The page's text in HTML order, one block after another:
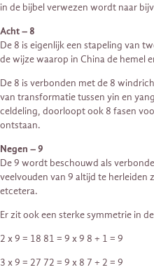
in de bijbel verwezen wordt naar
Acht – 8
De 8 is eigenlijk een stapeling van
de wijze waarop in China de hemel
De 8 is verbonden met de 8
van transformatie tussen yin en
celdeling, doorloopt ook 8 fasen
ontstaan.
Negen – 9
De 9 wordt beschouwd als
veelvouden van 9 altijd te
etcetera.
Er zit ook een sterke symmetrie in
2 x 9 = 18 81 = 9 x 9 8 + 1 = 9
3 x 9 = 27 72 = 9 x 8 7 + 2 = 9